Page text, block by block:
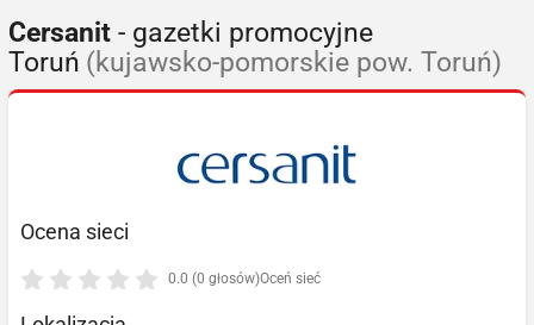
Cersanit - gazetki promocyjne
Toruń (kujawsko-pomorskie pow. Toruń)
Ocena sieci
0.0 (0 głosów)Oceń sieć